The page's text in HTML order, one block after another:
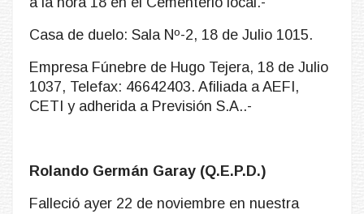
Casa de duelo: Sala Nº-2, 18 de Julio 1015.
Empresa Fúnebre de Hugo Tejera, 18 de Julio
1037, Telefax: 46642403. Afiliada a AEFI,
CETI y adherida a Previsión S.A..-
Rolando Germán Garay (Q.E.P.D.)
Falleció ayer 22 de noviembre en nuestra